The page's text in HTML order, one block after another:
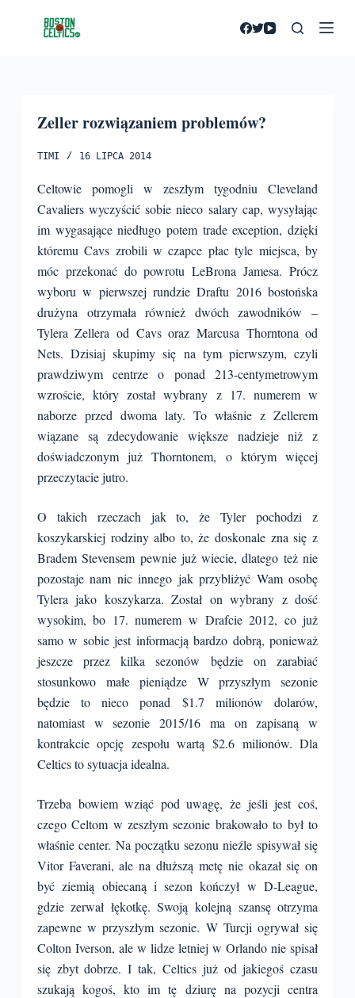
Zeller rozwiązaniem problemów?
TIMI 16 LIPCA 2014
Celtowie pomogli w zeszłym tygodniu Cleveland
Cavaliers wyczyścić sobie nieco salary cap, wysyłając
im wygasające niedługo potem trade exception, dzięki
któremu Cavs zrobili w czapce płac tyle miejsca, by
móc przekonać do powrotu LeBrona Jamesa. Prócz
wyboru w pierwszej rundzie Draftu 2016 bostońska
drużyna otrzymała również dwóch zawodników –
Tylera Zellera od Cavs oraz Marcusa Thorntona od
Nets.Dzisiaj skupimy się na tym pierwszym, czyli
prawdziwym centrze o ponad 213-centymetrowym
wzroście, który został wybrany z 17. numerem w
naborze przed dwoma laty. To właśnie z Zellerem
wiązane są zdecydowanie większe nadzieje niż z
doświadczonym już Thorntonem, o którym więcej
przeczytacie jutro.
O takich rzeczach jak to, że Tyler pochodzi z
koszykarskiej rodziny albo to, że doskonale zna się z
Bradem Stevensem pewnie już wiecie, dlatego też nie
pozostaje nam nic innego jak przybliżyć Wam osobę
Tylera jako koszykarza. Został on wybrany z dość
wysokim, bo 17. numerem w Drafcie 2012, co już
samo w sobie jest informacją bardzo dobrą, ponieważ
jeszcze przez kilka sezonów będzie on zarabiać
stosunkowo małe pieniądze W przyszłym sezonie
będzie to nieco ponad $1.7 milionów dolarów,
natomiast w sezonie 2015/16 ma on zapisaną w
kontrakcie opcję zespołu wartą $2.6 milionów. Dla
Celtics to sytuacja idealna.
Trzeba bowiem wziąć pod uwagę, że jeśli jest coś,
czego Celtom w zeszłym sezonie brakowało to był to
właśnie center. Na początku sezonu nieźle spisywał się
Vitor Faverani, ale na dłuższą metę nie okazał się on
być ziemią obiecaną i sezon kończył w D-League,
gdzie zerwał łękotkę. Swoją kolejną szansę otrzyma
zapewne w przyszłym sezonie. W Turcji ogrywał się
Colton Iverson, ale w lidze letniej w Orlando nie spisał
się zbyt dobrze. I tak, Celtics już od jakiegoś czasu
szukają kogoś, kto im tę dziurę na pozycji centra